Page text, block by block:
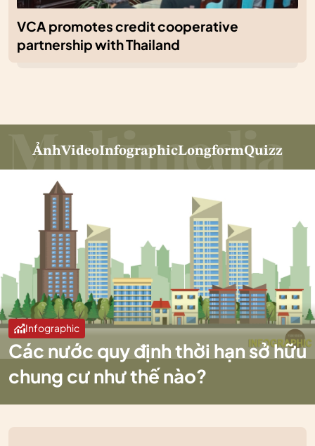
VCA promotes credit cooperative
partnership with Thailand
ẢnhVideoInfographicLongformQuizz
Infographic
Các nước quy định thời hạn sở hữu
chung cư như thế nào?